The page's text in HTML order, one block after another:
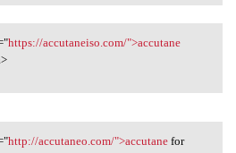
accutaneiso
https://accutaneiso.com/">accutane
http://accutaneo.com/">accutanefor